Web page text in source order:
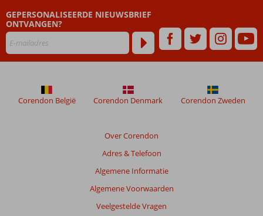
GEPERSONALISEERDE NIEUWSBRIEF
ONTVANGEN?
Over Corendon
Adres & Telefoon
Algemene Informatie
Algemene Voorwaarden
Veelgestelde Vragen
Corendon België Corendon Denmark Corendon Zweden